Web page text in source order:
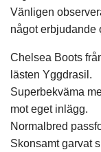
Vänligen
något erbjudande
Chelsea Boots
lästen Yggdrasil.
Superbekväma
mot eget inlägg.
Normalbred
Skonsamt garvat